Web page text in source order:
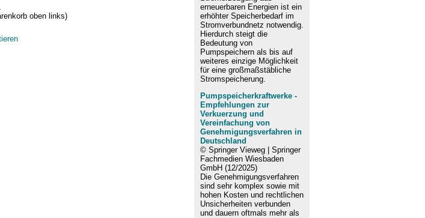
oben links)
erneuerbaren Energien ist ein
erhöhter Speicherbedarf im
Stromverbundnetz notwendig.
Hierdurch steigt die
Bedeutung von
Pumpspeichern als bis auf
weiteres einzige Möglichkeit
für eine großmaßstäbliche
Stromspeicherung.
Pumpspeicherkraftwerke -
Empfehlungen zur
Verkuerzung und
Vereinfachung von
Genehmigungsverfahren in
Deutschland
© Springer Vieweg | Springer
Fachmedien Wiesbaden
GmbH (12/2025)
Die Genehmigungsverfahren
sind sehr komplex sowie mit
hohen Kosten und rechtlichen
Unsicherheiten verbunden
und dauern oftmals mehr als